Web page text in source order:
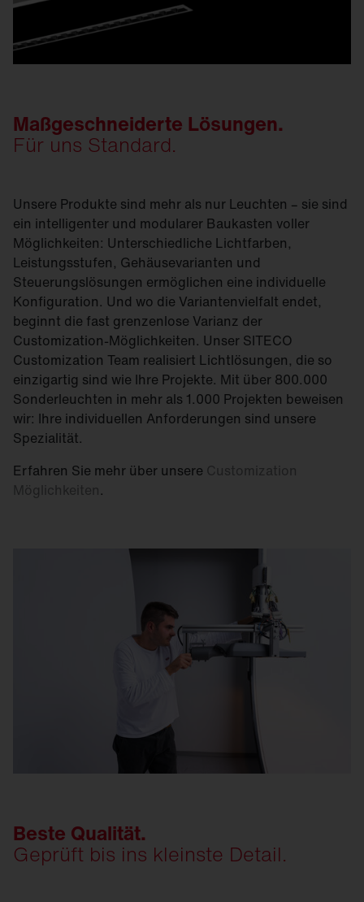
Maßgeschneiderte Lösungen.
Für uns Standard.
Unsere Produkte sind mehr als nur Leuchten – sie sind
ein intelligenter und modularer Baukasten voller
Möglichkeiten: Unterschiedliche Lichtfarben,
Leistungsstufen, Gehäusevarianten und
Steuerungslösungen ermöglichen eine individuelle
Konfiguration. Und wo die Variantenvielfalt endet,
beginnt die fast grenzenlose Varianz der
Customization-Möglichkeiten. Unser SITECO
Customization Team realisiert Lichtlösungen, die so
einzigartig sind wie Ihre Projekte. Mit über 800.000
Sonderleuchten in mehr als 1.000 Projekten beweisen
wir: Ihre individuellen Anforderungen sind unsere
Spezialität.
Erfahren Sie mehr über unsere Customization
Möglichkeiten.
Beste Qualität.
Geprüft bis ins kleinste Detail.